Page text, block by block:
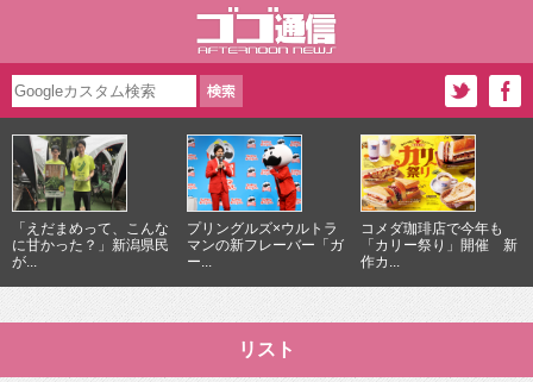
「えだまめって、こんな
に甘かった？」新潟県民
が...
プリングルズ×ウルトラ
マンの新フレーバー「ガ
ー...
コメダ珈琲店で今年も
「カリー祭り」開催 新
作カ...
リスト